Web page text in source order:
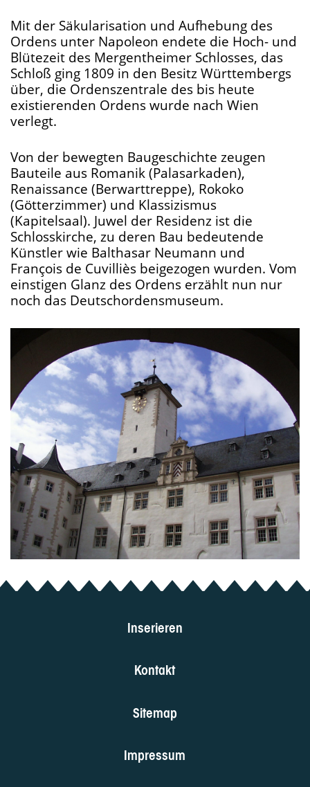
Mit der Säkularisation und Aufhebung des
Ordens unter Napoleon endete die Hoch- und
Blütezeit des Mergentheimer Schlosses, das
Schloß ging 1809 in den Besitz Württembergs
über, die Ordenszentrale des bis heute
existierenden Ordens wurde nach Wien
verlegt.
Von der bewegten Baugeschichte zeugen
Bauteile aus Romanik (Palasarkaden),
Renaissance (Berwarttreppe), Rokoko
(Götterzimmer) und Klassizismus
(Kapitelsaal). Juwel der Residenz ist die
Schlosskirche, zu deren Bau bedeutende
Künstler wie Balthasar Neumann und
François de Cuvilliès beigezogen wurden. Vom
einstigen Glanz des Ordens erzählt nun nur
noch das Deutschordensmuseum.
Inserieren
Kontakt
Sitemap
Impressum